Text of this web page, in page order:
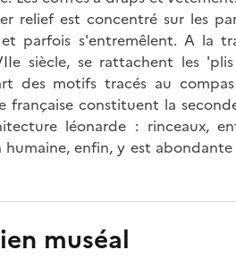
relief est concentré sur les
parfois s'entremêlent. A la
siècle, se rattachent les
des motifs tracés au
française constituent la
léonarde : rinceaux,
enfin, y est
muséal